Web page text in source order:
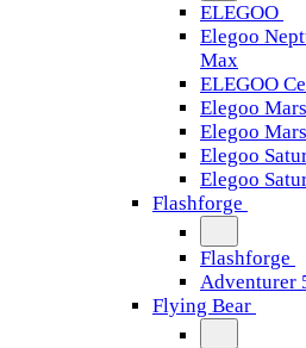
ELEGOO
Elegoo
Max
ELEGOO
Elegoo
Elegoo
Elegoo
Elegoo
Flashforge
Flashforge
Adventurer
Flying Bear